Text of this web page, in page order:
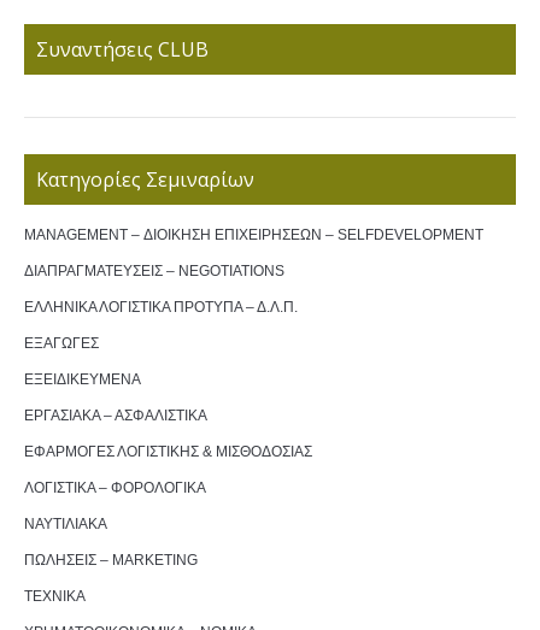
Συναντήσεις CLUB
Κατηγορίες Σεμιναρίων
MANAGEMENT – ΔΙΟΙΚΗΣΗ ΕΠΙΧΕΙΡΗΣΕΩΝ – SELFDEVELOPMENT
ΔΙΑΠΡΑΓΜΑΤΕΥΣΕΙΣ – NEGOTIATIONS
ΕΛΛΗΝΙΚΑ ΛΟΓΙΣΤΙΚΑ ΠΡΟΤΥΠΑ – Δ.Λ.Π.
ΕΞΑΓΩΓΕΣ
ΕΞΕΙΔΙΚΕΥΜΕΝΑ
ΕΡΓΑΣΙΑΚΑ – ΑΣΦΑΛΙΣΤΙΚΑ
ΕΦΑΡΜΟΓΕΣ ΛΟΓΙΣΤΙΚΗΣ & ΜΙΣΘΟΔΟΣΙΑΣ
ΛΟΓΙΣΤΙΚΑ – ΦΟΡΟΛΟΓΙΚΑ
ΝΑΥΤΙΛΙΑΚΑ
ΠΩΛΗΣΕΙΣ – MARKETING
ΤΕΧΝΙΚΑ